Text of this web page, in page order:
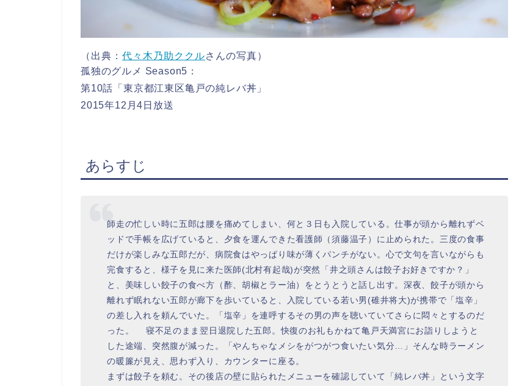
（出典： 代々木乃助ククルさんの写真）
孤独のグルメ Season5：
第10話「東京都江東区亀戸の純レバ丼」
2015年12月4日放送
あらすじ
師走の忙しい時に五郎は腰を痛めてしまい、何と３日も入院している。仕事が頭から離れずベ
ッドで手帳を広げていると、夕食を運んできた看護師（須藤温子）に止められた。三度の食事
だけが楽しみな五郎だが、病院食はやっぱり味が薄くパンチがない。心で文句を言いながらも
完食すると、様子を見に来た医師(北村有起哉)が突然「井之頭さんは餃子お好きですか？」
と、美味しい餃子の食べ方（酢、胡椒とラー油）をとうとうと話し出す。深夜、餃子が頭から
離れず眠れない五郎が廊下を歩いていると、入院している若い男(碓井将大)が携帯で「塩辛」
の差し入れを頼んでいた。「塩辛」を連呼するその男の声を聴いていてさらに悶々とするのだ
った。 寝不足のまま翌日退院した五郎。快復のお礼もかねて亀戸天満宮にお詣りしようと
した途端、突然腹が減った。「やんちゃなメシをがつがつ食いたい気分…」そんな時ラーメン
の暖簾が見え、思わず入り、カウンターに座る。
まずは餃子を頼む。その後店の壁に貼られたメニューを確認していて「純レバ丼」という文字